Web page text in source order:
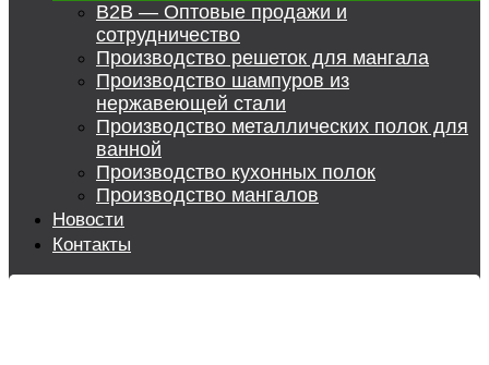
B2B — Оптовые продажи и
сотрудничество
Производство решеток для мангала
Производство шампуров из
нержавеющей стали
Производство металлических полок для
ванной
Производство кухонных полок
Производство мангалов
Новости
Контакты